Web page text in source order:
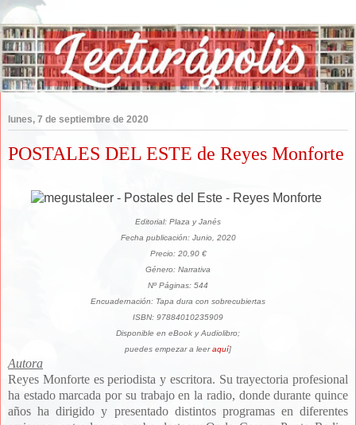
lunes, 7 de septiembre de 2020
POSTALES DEL ESTE de Reyes Monforte
Editorial: Plaza y Janés
Fecha publicación: Junio, 2020
Precio: 20,90 €
Género: Narrativa
Nº Páginas: 544
Encuadernación: Tapa dura con sobrecubiertas
ISBN: 97884010235909
Disponible en eBook y Audiolibro;
puedes empezar a leeraquí]
Autora
Reyes Monforte es periodista y escritora. Su trayectoria profesional
ha estado marcada por su trabajo en la radio, donde durante quince
años ha dirigido y presentado distintos programas en diferentes